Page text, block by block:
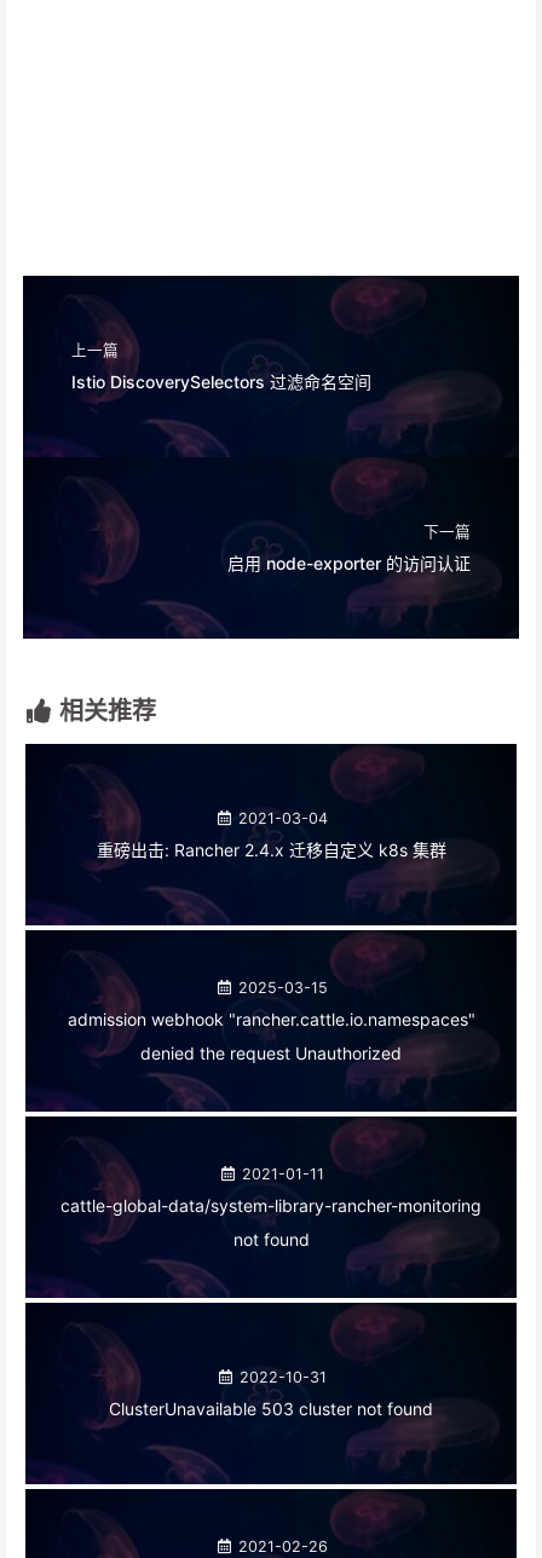
上一篇
Istio DiscoverySelectors 过滤命名空间
下一篇
启用 node-exporter 的访问认证
相关推荐
2021-03-04
重磅出击: Rancher 2.4.x 迁移自定义 k8s 集群
2025-03-15
admission webhook "rancher.cattle.io.namespaces"
denied the request Unauthorized
2021-01-11
cattle-global-data/system-library-rancher-monitoring
not found
2022-10-31
ClusterUnavailable 503 cluster not found
2021-02-26